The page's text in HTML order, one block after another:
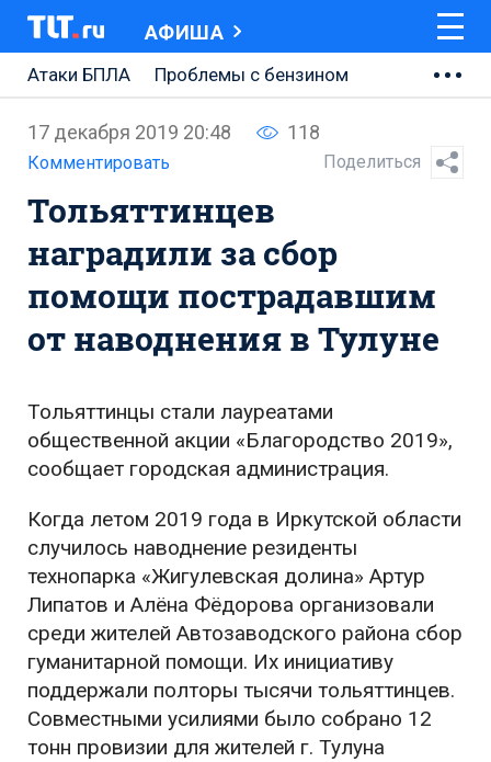
АФИША
Атаки БПЛА
Проблемы с бензином
АВТОВАЗ
Ремонт Центральной площади
Ремонт Обводного шоссе
Набережная Тольятти
Неделя Тольятти
17 декабря 2019 20:48 118
Комментировать Поделиться
Тольяттинцев
наградили за сбор
помощи пострадавшим
от наводнения в Тулуне
Тольяттинцы стали лауреатами
общественной акции «Благородство 2019»,
сообщает городская администрация.
Когда летом 2019 года в Иркутской области
случилось наводнение резиденты
технопарка «Жигулевская долина» Артур
Липатов и Алёна Фёдорова организовали
среди жителей Автозаводского района сбор
гуманитарной помощи. Их инициативу
поддержали полторы тысячи тольяттинцев.
Совместными усилиями было собрано 12
тонн провизии для жителей г. Тулуна